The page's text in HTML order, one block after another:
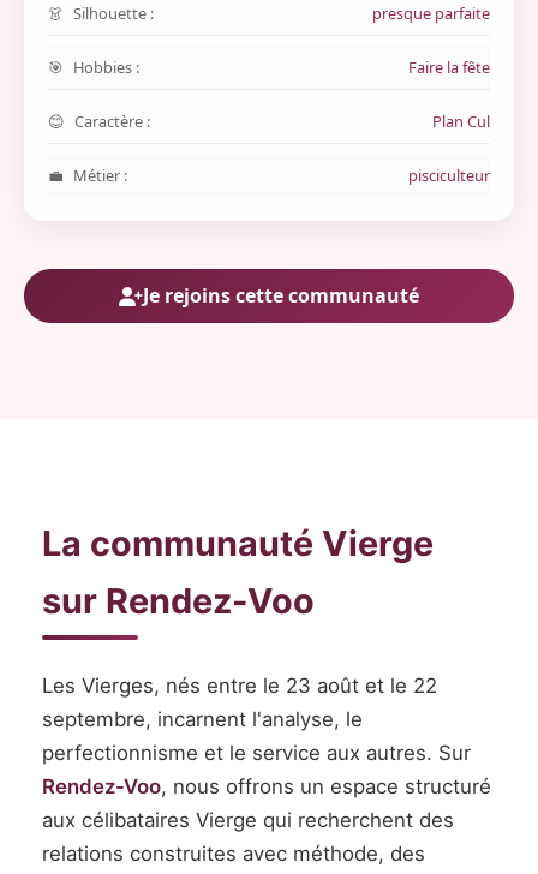
Silhouette : presque parfaite
Hobbies : Faire la fête
Caractère : Plan Cul
Métier : pisciculteur
Je rejoins cette communauté
La communauté Vierge
sur Rendez-Voo
Les Vierges, nés entre le 23 août et le 22
septembre, incarnent l'analyse, le
perfectionnisme et le service aux autres. Sur
Rendez-Voo, nous offrons un espace structuré
aux célibataires Vierge qui recherchent des
relations construites avec méthode, des